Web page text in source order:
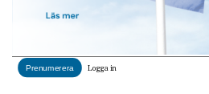
Prenumerera Logga in